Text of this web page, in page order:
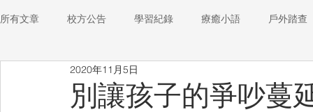
所有文章 校方公告 學習紀錄 療癒小語 戶外踏查
表演藝術
別讓孩子的爭吵蔓
2020年11月5日